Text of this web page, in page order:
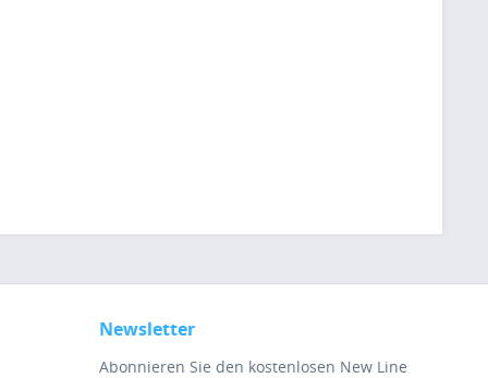
Newsletter
Abonnieren Sie den kostenlosen New Line